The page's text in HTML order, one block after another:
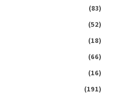
(83)
(52)
(18)
(66)
(16)
(191)